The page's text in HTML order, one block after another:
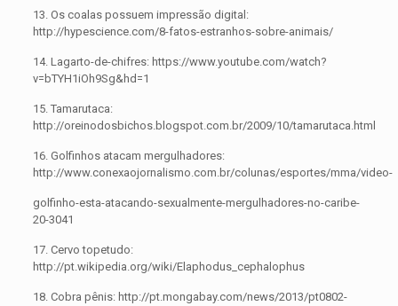
13. Os coalas possuem impressão digital:
http://hypescience.com/8-fatos-estranhos-sobre-animais/
14. Lagarto-de-chifres: https://www.youtube.com/watch?
v=bTYH1iOh9Sg&hd=1
15. Tamarutaca:
http://oreinodosbichos.blogspot.com.br/2009/10/tamarutaca.html
16. Golfinhos atacam mergulhadores:
http://www.conexaojornalismo.com.br/colunas/esportes/mma/video-
golfinho-esta-atacando-sexualmente-mergulhadores-no-caribe-
20-3041
17. Cervo topetudo:
http://pt.wikipedia.org/wiki/Elaphodus_cephalophus
18. Cobra pênis: http://pt.mongabay.com/news/2013/pt0802-